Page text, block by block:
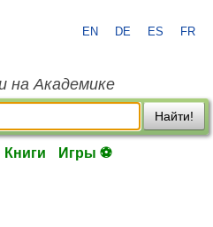
EN DE ES FR
на Академике
Найти!
Книги Игры ⚽